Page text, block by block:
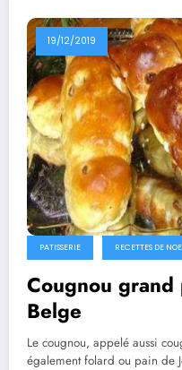
19/12/2019
PATISSERIE RECETTES DE
Cougnou
Belge
Le cougnou, appelé aussi
également folard ou pain de